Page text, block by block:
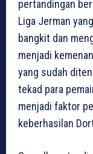
pertandingan
Liga Jerman
bangkit dan
menjadi
yang sudah
tekad para
menjadi faktor
keberhasilan